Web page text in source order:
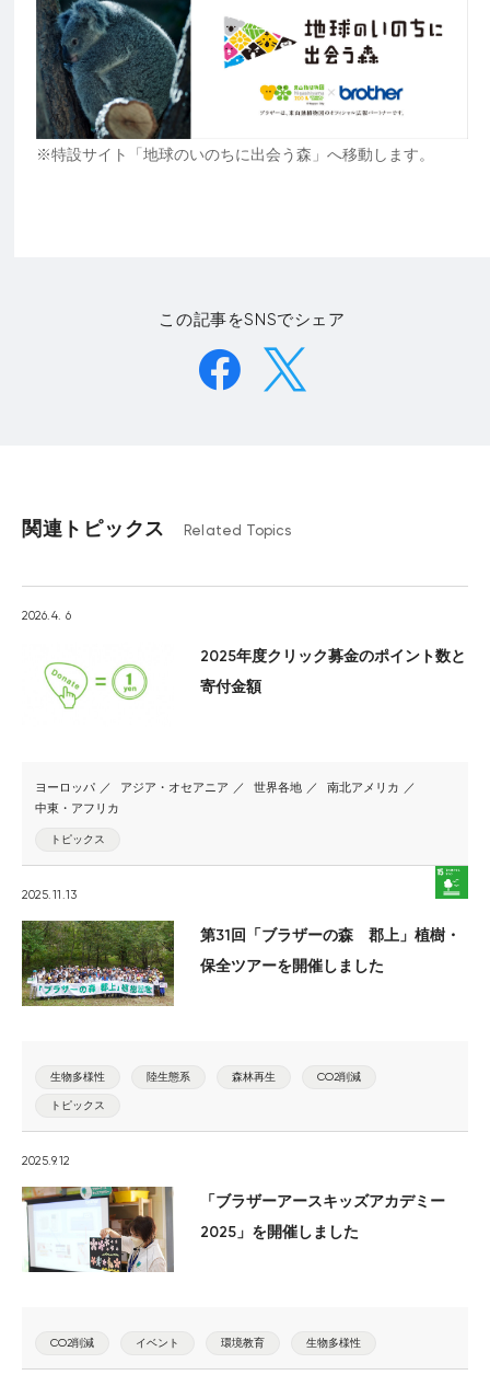
※特設サイト「地球のいのちに出会う森」へ移動します。
この記事をSNSでシェア
関連トピックス Related Topics
2026.4. 6
2025年度クリック募金のポイント数と
寄付金額
ヨーロッパ アジア・オセアニア 世界各地
南北アメリカ
中東・アフリカ
トピックス
2025.11.13
第31回「ブラザーの森 郡上」植樹・
保全ツアーを開催しました
生物多様性 陸生態系 森林再生 CO2削減
トピックス
2025.9.12
「ブラザーアースキッズアカデミー
2025」を開催しました
CO2削減 イベント 環境教育 生物多様性